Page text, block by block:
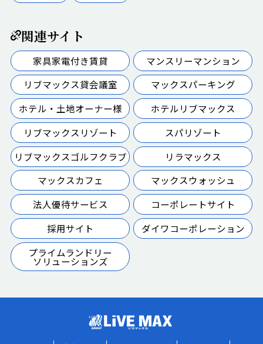
関連サイト
家具家電付き賃貸
マンスリーマンション
リブマックス貸会議室
マックスパーキング
ホテル・土地オーナー様
ホテルリブマックス
リブマックスリゾート
スパリゾート
リブマックスゴルフクラブ
リラマックス
マックスカフェ
マックスウォッシュ
法人優待サービス
コーポレートサイト
採用サイト
ダイワコーポレーション
プライムランドリー
ソリューションズ